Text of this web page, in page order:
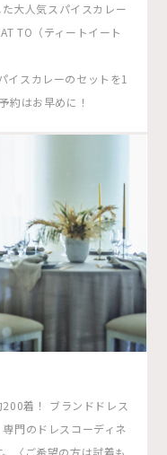
大人気スパイスカレー
TO（ティートイート
イスカレーのセットを1
約はお早めに！
着！ ブランドドレス
門のドレスコーディネ